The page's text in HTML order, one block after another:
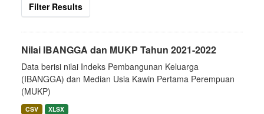
Filter Results
Nilai IBANGGA dan MUKP Tahun 2021-2022
Data berisi nilai Indeks Pembangunan Keluarga
(IBANGGA) dan Median Usia Kawin Pertama Perempuan
(MUKP)
CSV XLSX